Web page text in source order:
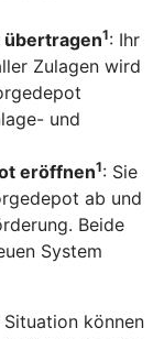
übertragen1: Ihr
Zulagen wird
und
eröffnen1: Sie
ab und
Beide
System
können